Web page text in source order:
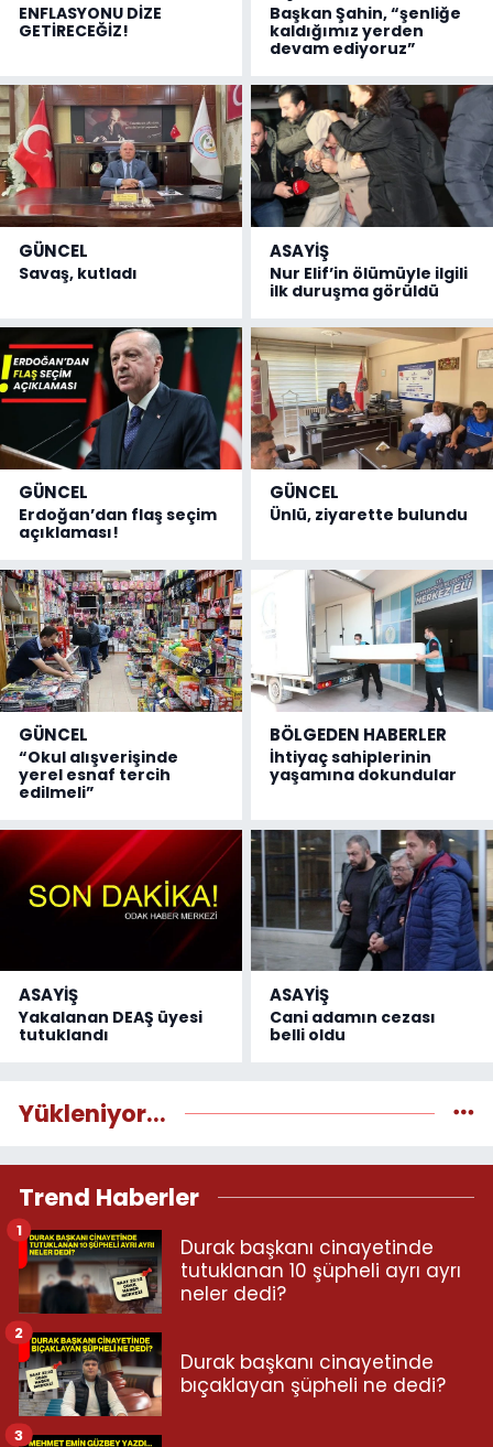
ENFLASYONU DİZE
GETİRECEĞİZ!
Başkan Şahin, “şenliğe
kaldığımız yerden
devam ediyoruz”
GÜNCEL
Savaş, kutladı
ASAYİŞ
Nur Elif’in ölümüyle ilgili
ilk duruşma görüldü
GÜNCEL
Erdoğan’dan flaş seçim
açıklaması!
GÜNCEL
Ünlü, ziyarette bulundu
GÜNCEL
“Okul alışverişinde
yerel esnaf tercih
edilmeli”
BÖLGEDEN HABERLER
İhtiyaç sahiplerinin
yaşamına dokundular
ASAYİŞ
Yakalanan DEAŞ üyesi
tutuklandı
ASAYİŞ
Cani adamın cezası
belli oldu
Yükleniyor...
Trend Haberler
Durak başkanı cinayetinde
tutuklanan 10 şüpheli ayrı ayrı
neler dedi?
1
Durak başkanı cinayetinde
bıçaklayan şüpheli ne dedi?
2
3